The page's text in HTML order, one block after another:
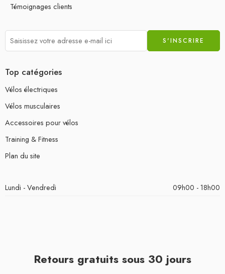
Témoignages clients
Top catégories
Vélos électriques
Vélos musculaires
Accessoires pour vélos
Training & Fitness
Plan du site
Lundi - Vendredi 09h00 - 18h00
Retours gratuits sous 30 jours